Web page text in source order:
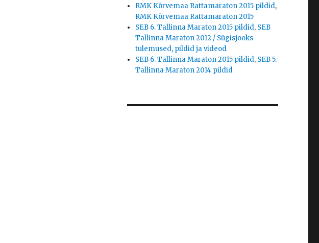
RMK Kõrvemaa Rattamaraton 2015 pildid,
RMK Kõrvemaa Rattamaraton 2015
SEB 6. Tallinna Maraton 2015 pildid, SEB
Tallinna Maraton 2012 / Sügisjooks
tulemused, pildid ja videod
SEB 6. Tallinna Maraton 2015 pildid, SEB 5.
Tallinna Maraton 2014 pildid